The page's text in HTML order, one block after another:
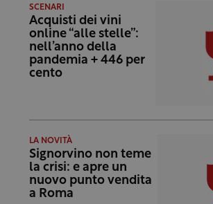
SCENARI
Acquisti dei vini
online “alle stelle”:
nell’anno della
pandemia + 446 per
cento
LA NOVITÀ
Signorvino non teme
la crisi: e apre un
nuovo punto vendita
a Roma